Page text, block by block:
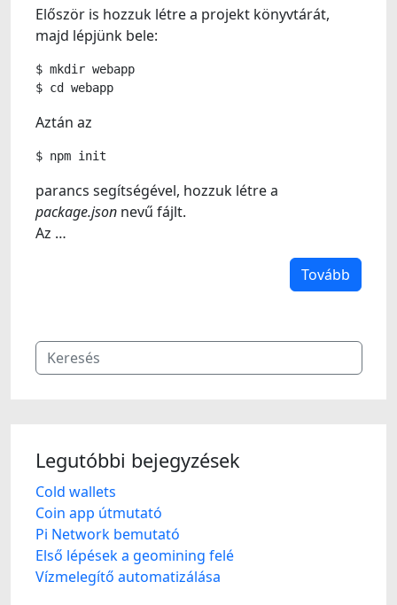
Először is hozzuk létre a projekt könyvtárát,
majd lépjünk bele:
$ mkdir webapp
$ cd
Aztán az
$ npm
parancs segítségével, hozzuk létre a
package.json nevű fájlt.
Az …
Tovább
Legutóbbi bejegyzések
Cold wallets
Coin app útmutató
Pi Network bemutató
Első lépések a geomining felé
Vízmelegítő automatizálása